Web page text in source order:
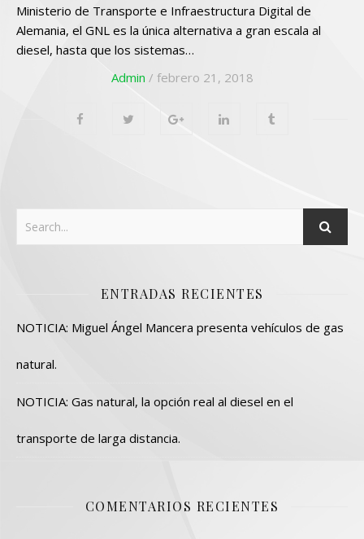
Ministerio de Transporte e Infraestructura Digital de
Alemania, el GNL es la única alternativa a gran escala al
diesel, hasta que los sistemas…
Admin / febrero 21, 2018
ENTRADAS RECIENTES
NOTICIA: Miguel Ángel Mancera presenta vehículos de gas
natural.
NOTICIA: Gas natural, la opción real al diesel en el
transporte de larga distancia.
COMENTARIOS RECIENTES